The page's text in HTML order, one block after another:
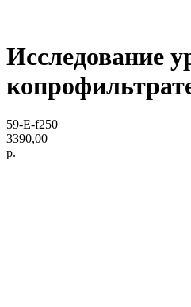
Исследование
59-E-f250
3390,00
р.